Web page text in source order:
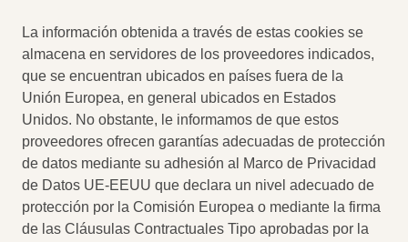
La información obtenida a través de estas cookies se
almacena en servidores de los proveedores indicados,
que se encuentran ubicados en países fuera de la
Unión Europea, en general ubicados en Estados
Unidos. No obstante, le informamos de que estos
proveedores ofrecen garantías adecuadas de protección
de datos mediante su adhesión al Marco de Privacidad
de Datos UE-EEUU que declara un nivel adecuado de
protección por la Comisión Europea o mediante la firma
de las Cláusulas Contractuales Tipo aprobadas por la